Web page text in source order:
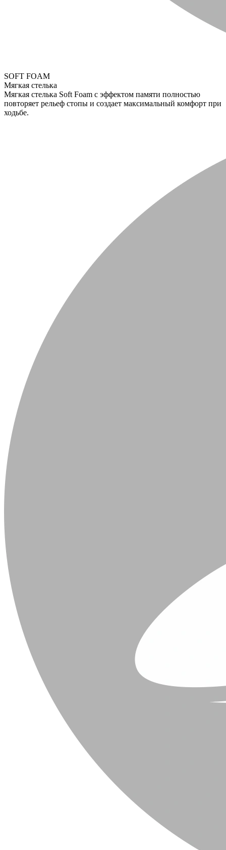
SOFT FOAM
Мягкая стелька
Мягкая стелька Soft Foam с эффектом памяти полностью
повторяет рельеф стопы и создает максимальный комфорт при
ходьбе.